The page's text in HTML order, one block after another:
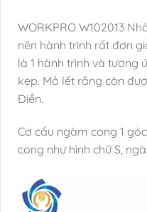
WORKPRO W102013
nên hành trình rất đơn
là 1 hành trình và tương
kẹp. Mỏ lết răng còn
Điển.
Cơ cấu ngàm cong 1
cong như hình chữ S,